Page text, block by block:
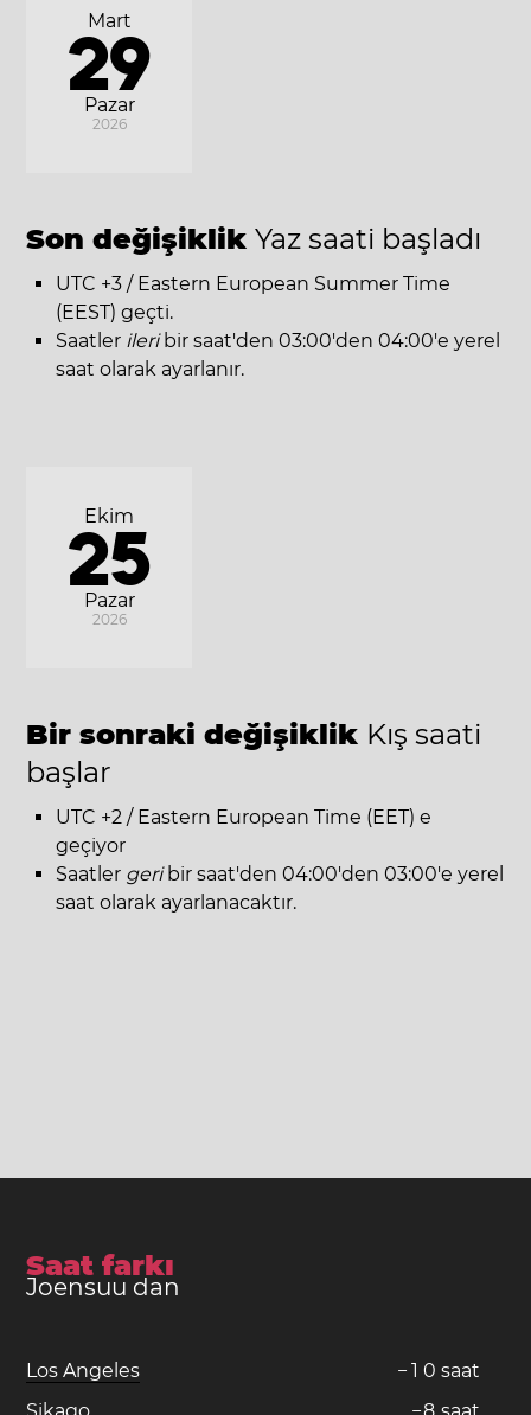
Pazar
Mart
29
2026
Son değişiklikYaz saati başladı
UTC +3 / Eastern European Summer Time
(EEST) geçti.
Saatler ileribir saat'den 03:00'den 04:00'e yerel
saat olarak ayarlanır.
Pazar
Ekim
25
2026
Bir sonraki değişiklik Kış saati
başlar
UTC +2 / Eastern European Time (EET) e
geçiyor
Saatler geribir saat'den 04:00'den 03:00'e yerel
saat olarak ayarlanacaktır.
Saat farkı
Joensuu dan
Los Angeles − 1 0 saat
Şikago
−8 saat